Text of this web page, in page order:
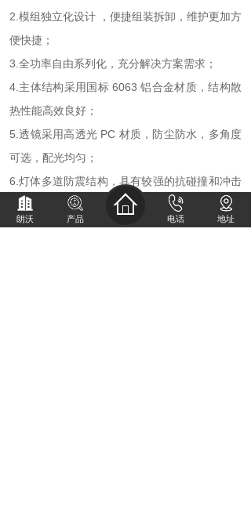
2.模组独立化设计 ，便捷组装拆卸，维护更加方
便快捷；
3.全功率自由系列化，充分解决方案需求；
4.主体结构采用国标 6063 铝合金材质，结构散
热性能高效良好；
5.透镜采用高透光 PC 材质，防尘防水，多角度
可选，配光均匀；
6.灯体多道防震结构，具有较强的抗碰撞和冲击
力；
7.散热器表面处理采用阳极氧化工艺处理，边框
朗沃 产品 电话 地址